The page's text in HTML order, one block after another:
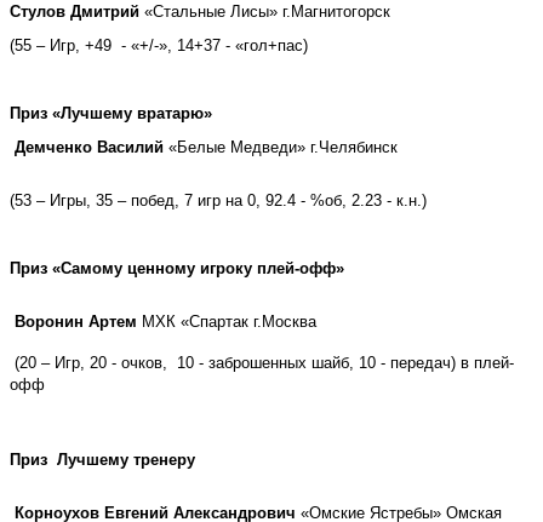
Стулов Дмитрий «Стальные Лисы» г.Магнитогорск
(55 – Игр, +49 - «+/-», 14+37 - «гол+пас)
Приз «Лучшему вратарю»
Демченко Василий «Белые Медведи» г.Челябинск
(53 – Игры, 35 – побед, 7 игр на 0, 92.4 - %об, 2.23 - к.н.)
Приз «Самому ценному игроку плей-офф»
Воронин Артем МХК «Спартак г.Москва
(20 – Игр, 20 - очков, 10 - заброшенных шайб, 10 - передач) в плей-
офф
Приз Лучшему тренеру
Корноухов Евгений Александрович «Омские Ястребы» Омская